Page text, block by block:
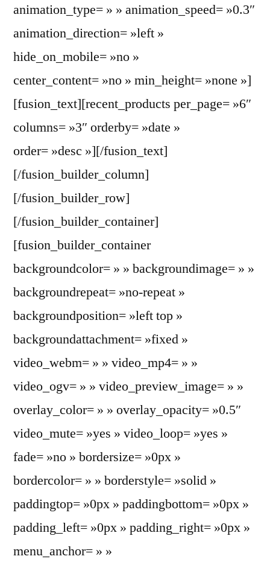
animation_type= » » animation_speed= »0.3″
animation_direction= »left »
hide_on_mobile= »no »
center_content= »no » min_height= »none »]
[fusion_text][recent_products per_page= »6″
columns= »3″ orderby= »date »
order= »desc »][/fusion_text]
[/fusion_builder_column]
[/fusion_builder_row]
[/fusion_builder_container]
[fusion_builder_container
backgroundcolor= » » backgroundimage= » »
backgroundrepeat= »no-repeat »
backgroundposition= »left top »
backgroundattachment= »fixed »
video_webm= » » video_mp4= » »
video_ogv= » » video_preview_image= » »
overlay_color= » » overlay_opacity= »0.5″
video_mute= »yes » video_loop= »yes »
fade= »no » bordersize= »0px »
bordercolor= » » borderstyle= »solid »
paddingtop= »0px » paddingbottom= »0px »
padding_left= »0px » padding_right= »0px »
menu_anchor= » »